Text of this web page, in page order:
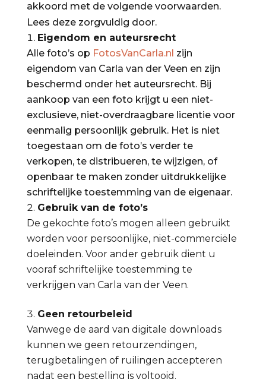
akkoord met de volgende voorwaarden.
Lees deze zorgvuldig door.
Eigendom en auteursrecht
Alle foto’s op FotosVanCarla.nl zijn
eigendom van Carla van der Veen en zijn
beschermd onder het auteursrecht. Bij
aankoop van een foto krijgt u een niet-
exclusieve, niet-overdraagbare licentie voor
eenmalig persoonlijk gebruik. Het is niet
toegestaan om de foto’s verder te
verkopen, te distribueren, te wijzigen, of
openbaar te maken zonder uitdrukkelijke
schriftelijke toestemming van de eigenaar.
Gebruik van de foto’s
De gekochte foto’s mogen alleen gebruikt
worden voor persoonlijke, niet-commerciële
doeleinden. Voor ander gebruik dient u
vooraf schriftelijke toestemming te
verkrijgen van Carla van der Veen.
Geen retourbeleid
Vanwege de aard van digitale downloads
kunnen we geen retourzendingen,
terugbetalingen of ruilingen accepteren
nadat een bestelling is voltooid.